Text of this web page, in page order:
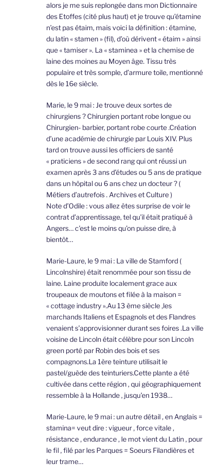
alors je me suis replongée dans mon Dictionnaire
des Etoffes (cité plus haut) et je trouve qu’étamine
n’est pas étaim, mais voici la définition : étamine,
du latin « stamen » (fil), d’où dérivent « étaim » ainsi
que « tamiser ». La « staminea » et la chemise de
laine des moines au Moyen âge. Tissu très
populaire et très somple, d’armure toile, mentionné
dès le 16e siècle.
Marie, le 9 mai : Je trouve deux sortes de
chirurgiens ? Chirurgien portant robe longue ou
Chirurgien- barbier, portant robe courte .Création
d’une académie de chirurgie par Louis XIV. Plus
tard on trouve aussi les officiers de santé
« praticiens » de second rang qui ont réussi un
examen après 3 ans d’études ou 5 ans de pratique
dans un hôpital ou 6 ans chez un docteur ? (
Métiers d’autrefois . Archives et Culture )
Note d’Odile : vous allez êtes surprise de voir le
contrat d’apprentissage, tel qu’il était pratiqué à
Angers… c’est le moins qu’on puisse dire, à
bientôt…
Marie-Laure, le 9 mai : La ville de Stamford (
Lincolnshire) était renommée pour son tissu de
laine. Laine produite localement grace aux
troupeaux de moutons et filée à la maison =
« cottage industry ».Au 13 ème siècle ,les
marchands Italiens et Espagnols et des Flandres
venaient s’approvisionner durant ses foires .La ville
voisine de Lincoln était célèbre pour son Lincoln
green porté par Robin des bois et ses
compagnons.La 1ère teinture utilisait le
pastel/guède des teinturiers.Cette plante a été
cultivée dans cette région , qui géographiquement
ressemble à la Hollande , jusqu’en 1938…
Marie-Laure, le 9 mai : un autre détail , en Anglais =
stamina= veut dire : vigueur , force vitale ,
résistance , endurance , le mot vient du Latin , pour
le fil , filé par les Parques = Soeurs Filandières et
leur trame…